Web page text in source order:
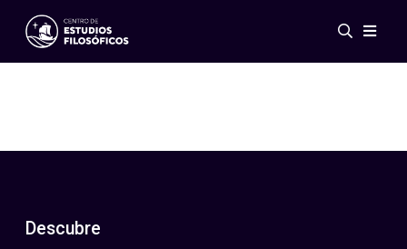
Eventos
ES
EN
Descubre